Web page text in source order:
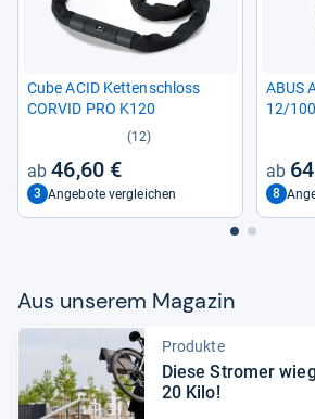
Cube ACID Ket­ten­schloss
COR­VID PRO K120
(12)
46,60 €
3 Angebote vergleichen
ABUS
12/100
8
Aus unse­rem Maga­zin
Produkte
Diese Stro­mer
20 Kilo!